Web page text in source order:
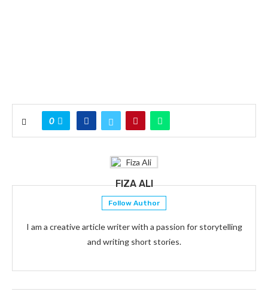
0
FIZA ALI
Follow Author
I am a creative article writer with a passion for storytelling
and writing short stories.